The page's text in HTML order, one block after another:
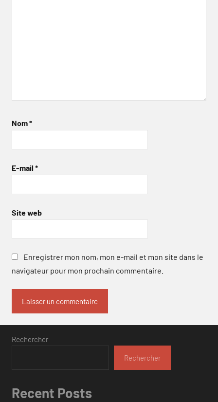
Nom*
E-mail *
Site web
Enregistrer mon nom, mon e-mail et mon site dans le
navigateur pour mon prochain commentaire.
Rechercher
Rechercher
Recent Posts